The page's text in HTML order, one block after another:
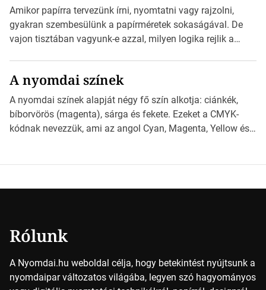
esetben konzultáljunk a nyomdával, mielőtt elkezdjük a
nyomdai előkészítést!Nehogy az elkészült munka után
derüljön ki, hogy valamit másképp kellett volna csinálni! […]
Amikor papírra tervezünk írni, nyomtatni vagy rajzolni,
gyakran szembesülünk a papírméretek sokaságával. De
vajon tisztában vagyunk-e azzal, milyen logika rejlik a
*Hirdetés Ebben a cikkben a papírméretek izgalmas
világába kalauzolunk el téged, hogy jobban megértsd,
milyen szempontok alapján érdemes választanod a
jövőben. Bevezetés a papírméretek világába A […]
A nyomdai színek
A nyomdai színek alapját négy fő szín alkotja: ciánkék,
bíborvörös (magenta), sárga és fekete. Ezeket a CMYK-
kódnak nevezzük, ami az angol Cyan, Magenta, Yellow és
Rólunk
A Nyomdai.hu weboldal célja, hogy betekintést nyújtsunk a
nyomdaipar változatos világába, legyen szó hagyományos